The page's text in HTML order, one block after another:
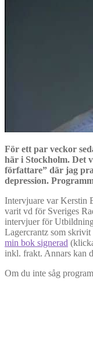
För ett par veckor
här i Stockholm. Det
författare” där jag
depression.
Intervjuare var Kerstin
varit vd för Sveriges
intervjuer för
Lagercrantz som
min bok signerad
inkl. frakt. Annars kan
Om du inte såg